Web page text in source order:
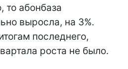
то абонбаза
выросла, на 3%.
последнего,
роста не было.